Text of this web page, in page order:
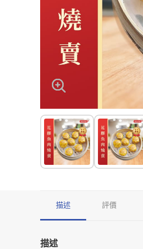
描述 評價
描述